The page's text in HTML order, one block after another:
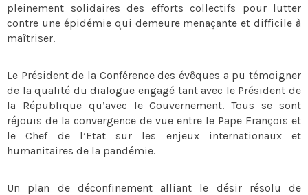
pleinement solidaires des efforts collectifs pour lutter
contre une épidémie qui demeure menaçante et difficile à
maîtriser.
Le Président de la Conférence des évêques a pu témoigner
de la qualité du dialogue engagé tant avec le Président de
la République qu’avec le Gouvernement. Tous se sont
réjouis de la convergence de vue entre le Pape François et
le Chef de l’Etat sur les enjeux internationaux et
humanitaires de la pandémie.
Un plan de déconfinement alliant le désir résolu de